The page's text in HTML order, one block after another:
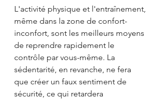
L'activité physique et l'entraînement,
même dans la zone de confort-
inconfort, sont les meilleurs moyens
de reprendre rapidement le
contrôle par vous-même. La
sédentarité, en revanche, ne fera
que créer un faux sentiment de
sécurité, ce qui retardera